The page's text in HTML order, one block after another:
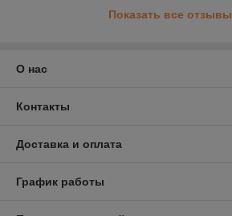
Показать все отзывы
О нас
Контакты
Доставка и оплата
График работы